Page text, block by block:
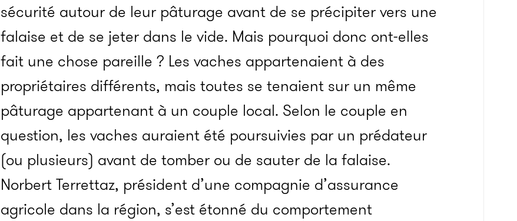
sécurité autour de leur pâturage avant de se précipiter vers une
falaise et de se jeter dans le vide. Mais pourquoi donc ont-elles
fait une chose pareille ? Les vaches appartenaient à des
propriétaires différents, mais toutes se tenaient sur un même
pâturage appartenant à un couple local. Selon le couple en
question, les vaches auraient été poursuivies par un prédateur
(ou plusieurs) avant de tomber ou de sauter de la falaise.
Norbert Terrettaz, président d’une compagnie d’assurance
agricole dans la région, s’est étonné du comportement